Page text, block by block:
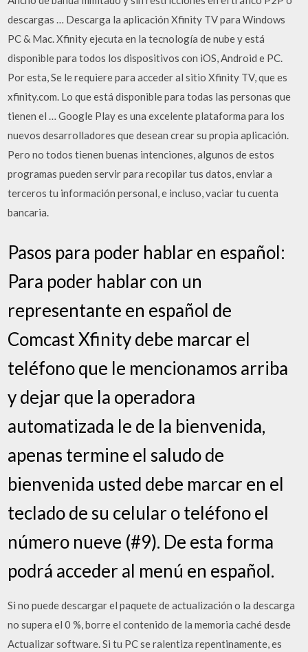
descargas … Descarga la aplicación Xfinity TV para Windows
PC & Mac. Xfinity ejecuta en la tecnología de nube y está
disponible para todos los dispositivos con iOS, Android e PC.
Por esta, Se le requiere para acceder al sitio Xfinity TV, que es
xfinity.com. Lo que está disponible para todas las personas que
tienen el … Google Play es una excelente plataforma para los
nuevos desarrolladores que desean crear su propia aplicación.
Pero no todos tienen buenas intenciones, algunos de estos
programas pueden servir para recopilar tus datos, enviar a
terceros tu información personal, e incluso, vaciar tu cuenta
bancaria.
Pasos para poder hablar en español:
Para poder hablar con un
representante en español de
Comcast Xfinity debe marcar el
teléfono que le mencionamos arriba
y dejar que la operadora
automatizada le de la bienvenida,
apenas termine el saludo de
bienvenida usted debe marcar en el
teclado de su celular o teléfono el
número nueve (#9). De esta forma
podrá acceder al menú en español.
Si no puede descargar el paquete de actualización o la descarga
no supera el 0 %, borre el contenido de la memoria caché desde
Actualizar software. Si tu PC se ralentiza repentinamente, es